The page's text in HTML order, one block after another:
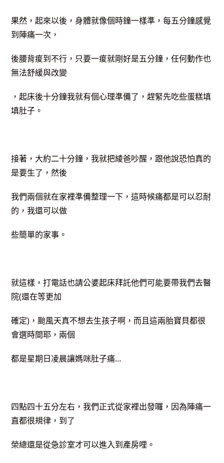
果然，起來以後，身體就像個時鐘一樣準，每五分鐘感覺
到陣痛一次，
後腰背痠到不行，只要一痠就剛好是五分鐘，任何動作也
無法舒緩與改變
，起床後十分鐘我就有個心理準備了，趕緊先吃些蛋糕填
填肚子。
接著，大約二十分鐘，我就把綾爸吵醒，跟他說恐怕真的
是要生了，然後
我們兩個就在家裡準備整理一下，這時候痛都是可以忍耐
的，我還可以做
些簡單的家事。
就這樣，打電話也請公婆起床拜託他們可能要帶我們去醫
院(還在等更加
確定)，颱風天真不想去生孩子啊，而且這兩胎寶貝都很
會選時間耶，兩個
都是星期日凌晨讓媽咪肚子痛…
四點四十五分左右，我們正式從家裡出發囉，因為陣痛一
直都很規律，到了
榮總還是從急診室才可以進入到產房哩。